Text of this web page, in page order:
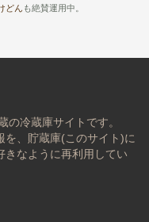
どん も絶賛運用中。
の冷蔵庫サイトです。
を、貯蔵庫(このサイト)に
きなように再利用してい